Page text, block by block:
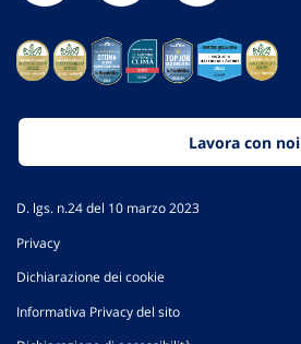
Lavora con noi
D. lgs. n.24 del 10 marzo 2023
Privacy
Dichiarazione dei cookie
Informativa Privacy del sito